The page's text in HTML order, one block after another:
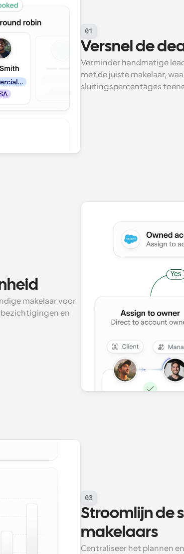
01
Versnel de
Verminder handmatige
met de juiste makelaar,
sluitingspercentages
makelaar voor
en
03
Stroomlijn de
makelaars
Centraliseer het plannen